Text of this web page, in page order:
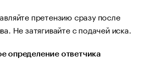
претензию сразу после
Не затягивайте с подачей иска.
определение ответчика